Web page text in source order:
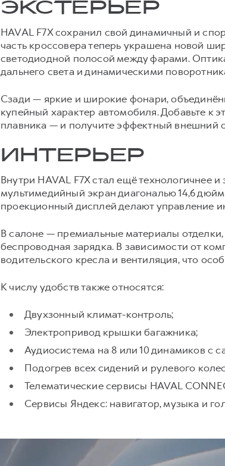
ЭКСТЕРЬЕР
HAVAL F7X сохранил свой динамичный и
часть кроссовера теперь украшена новой
светодиодной полосой между фарами.
дальнего света и динамическими
Сзади — яркие и широкие фонари,
купейный характер автомобиля. Добавьте
плавника — и получите эффектный внешний
ИНТЕРЬЕР
Внутри HAVAL F7X стал ещё технологичнее
мультимедийный экран диагональю 14,6
проекционный дисплей делают управление
В салоне — премиальные материалы
беспроводная зарядка. В зависимости от
водительского кресла и вентиляция, что
К числу удобств также относятся:
Двухзонный климат-контроль;
Электропривод крышки багажника;
Аудиосистема на 8 или 10 динамиков с
Подогрев всех сидений и рулевого
Телематические сервисы HAVAL
Сервисы Яндекс: навигатор, музыка и